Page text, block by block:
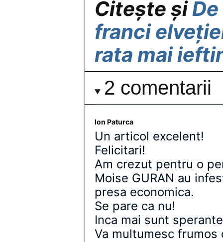
Citește și
franci
rata mai
2 comentarii
Ion Paturca
Un articol excelent!
Felicitari!
Am crezut pentru o
Moise GURAN au
presa economica.
Se pare ca nu!
Inca mai sunt
Va multumesc